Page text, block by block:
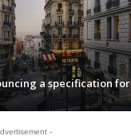
a specification for
-